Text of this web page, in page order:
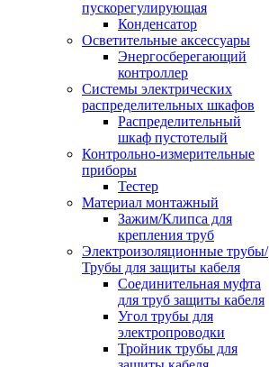
пускорегулирующая
Конденсатор
Осветительные аксессуары
Энергосберегающий
контроллер
Системы электрических
распределительных шкафов
Распределительный
шкаф пустотелый
Контрольно-измерительные
приборы
Тестер
Материал монтажный
Зажим/Клипса для
крепления труб
Электроизоляционные трубы/
Трубы для защиты кабеля
Соединительная муфта
для труб защиты кабеля
Угол трубы для
электропроводки
Тройник трубы для